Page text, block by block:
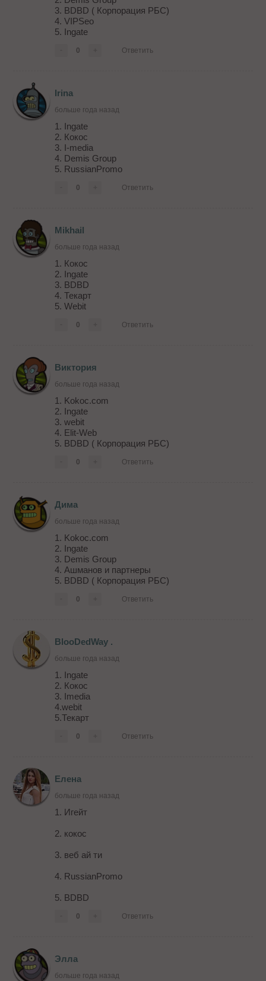
3. BDBD ( Корпорация РБС)
4. VIPSeo
5. Ingate
0 Ответить
Irina
больше года назад
1. Ingate
2. Кокос
3. I-media
4. Demis Group
5. RussianPromo
0 Ответить
Mikhail
больше года назад
1. Кокос
2. Ingate
3. BDBD
4. Текарт
5. Webit
0 Ответить
Виктория
больше года назад
1. Kokoc.com
2. Ingate
3. webit
4. Elit-Web
5. BDBD ( Корпорация РБС)
0 Ответить
Дима
больше года назад
1. Kokoc.com
2. Ingate
3. Demis Group
4. Ашманов и партнеры
5. BDBD ( Корпорация РБС)
0 Ответить
BlooDedWay .
больше года назад
1. Ingate
2. Кокос
3. Imedia
4.webit
5.Текарт
0 Ответить
Елена
больше года назад
1. Игейт
2. кокос
3. веб ай ти
4. RussianPromo
5. BDBD
0 Ответить
Элла
больше года назад